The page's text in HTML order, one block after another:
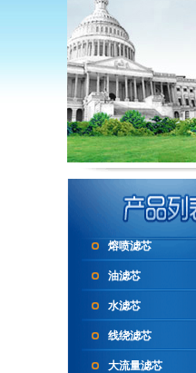
熔喷滤芯
油滤芯
水滤芯
线绕滤芯
大流量滤芯